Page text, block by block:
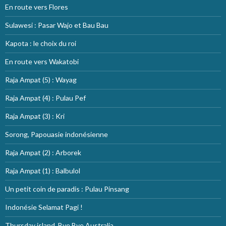
En route vers Flores
Sulawesi : Pasar Wajo et Bau Bau
Kapota : le choix du roi
En route vers Wakatobi
Raja Ampat (5) : Wayag
Raja Ampat (4) : Pulau Pef
Raja Ampat (3) : Kri
Sorong, Papouasie indonésienne
Raja Ampat (2) : Arborek
Raja Ampat (1) : Balbulol
Un petit coin de paradis : Pulau Pinsang
Indonésie Selamat Pagi !